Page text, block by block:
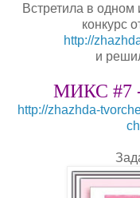
Встретила в одном
конкурс
http://
и
МИКС #7 -
http://zhazhda-